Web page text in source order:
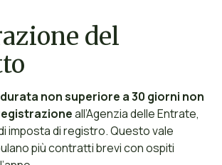
del
durata non superiore a 30 giorni non
all’Agenzia delle Entrate,
imposta di registro. Questo vale
più contratti brevi con ospiti